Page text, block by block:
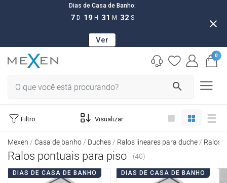
Dias de Casa de Banho:
7 D 19 H 31 M 30 S
Ver
close
search
0
Filtro Visualizar
Mexen Casa de banho Duches Ralos lineares para duche Ralos
Ralos pontuais para piso (40)
DIAS DE CASA DE BANHO DIAS DE CASA DE BANHO